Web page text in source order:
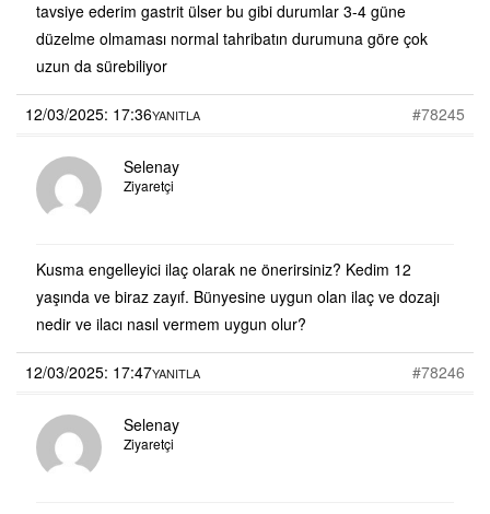
tavsiye ederim gastrit ülser bu gibi durumlar 3-4 güne
düzelme olmaması normal tahribatın durumuna göre çok
uzun da sürebiliyor
12/03/2025: 17:36 #78245
YANITLA
Selenay
Ziyaretçi
Kusma engelleyici ilaç olarak ne önerirsiniz? Kedim 12
yaşında ve biraz zayıf. Bünyesine uygun olan ilaç ve dozajı
nedir ve ilacı nasıl vermem uygun olur?
12/03/2025: 17:47 #78246
YANITLA
Selenay
Ziyaretçi